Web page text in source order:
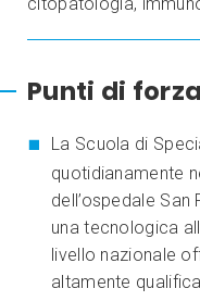
genetica e nella
metodologie
Punti di forza
La Scuola di
quotidianamente
dell’ospedale
una tecnologica
livello nazionale
altamente